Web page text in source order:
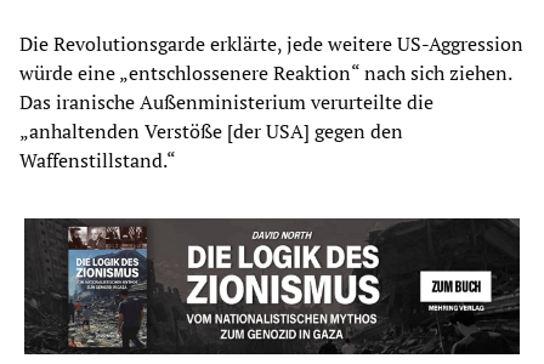
Die Revolutionsgarde erklärte, jede weitere US-Aggression
würde eine „entschlossenere Reaktion“ nach sich ziehen.
Das iranische Außenministerium verurteilte die
„anhaltenden Verstöße [der USA] gegen den
Waffenstillstand.“